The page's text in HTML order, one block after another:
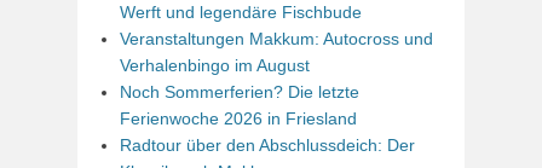
Werft und legendäre Fischbude
Veranstaltungen Makkum: Autocross und
Verhalenbingo im August
Noch Sommerferien? Die letzte
Ferienwoche 2026 in Friesland
Radtour über den Abschlussdeich: Der